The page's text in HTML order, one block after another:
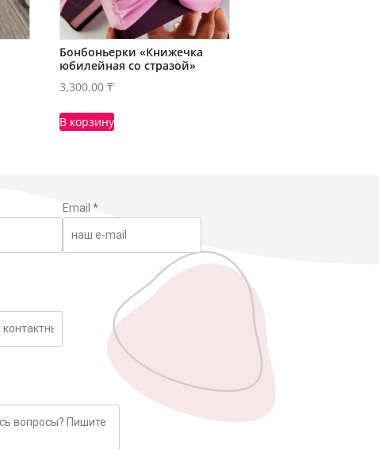
Бонбоньерки «Книжечка
юбилейная со стразой»
3,300.00 ₸
В корзину
Email *